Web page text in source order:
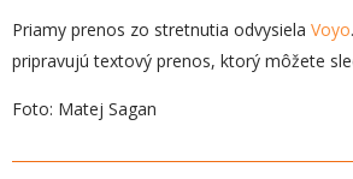
Priamy prenos zo stretnutia odvysiela Voyo
pripravujú textový prenos, ktorý môžete
Foto: Matej Sagan